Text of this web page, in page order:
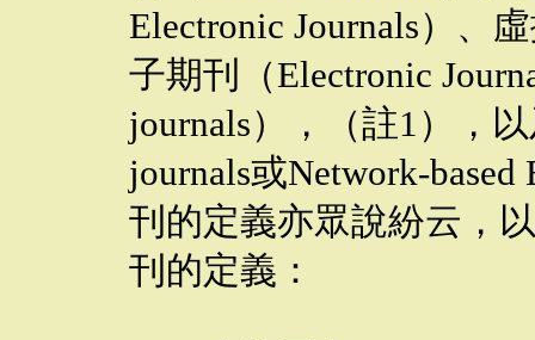
Electronic Journals）、
子期刊（Electronic
journals），（註1），
journals或Network-
刊的定義亦眾說紛云，
刊的定義：